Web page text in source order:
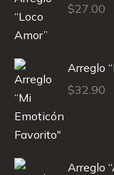
$27.00
Arreglo
$32.90
Arreglo